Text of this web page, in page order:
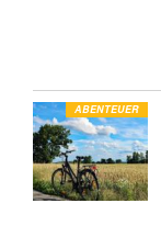
ABENTEUER